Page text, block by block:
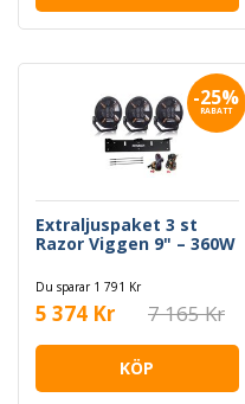
-25%
RABATT
Extraljuspaket 3 st
Razor Viggen 9" – 360W
Du sparar 1 791 Kr
5 374 Kr 7 165 Kr
KÖP